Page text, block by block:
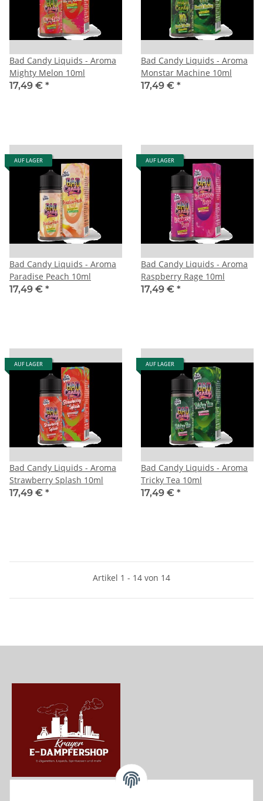
Bad Candy Liquids - Aroma
Mighty Melon 10ml
17,49 € *
Bad Candy Liquids - Aroma
Monstar Machine 10ml
17,49 € *
AUF LAGER
Bad Candy Liquids - Aroma
Paradise Peach 10ml
17,49 € *
AUF LAGER
Bad Candy Liquids - Aroma
Raspberry Rage 10ml
17,49 € *
AUF LAGER
Bad Candy Liquids - Aroma
Strawberry Splash 10ml
17,49 € *
AUF LAGER
Bad Candy Liquids - Aroma
Tricky Tea 10ml
17,49 € *
Artikel 1 - 14 von 14